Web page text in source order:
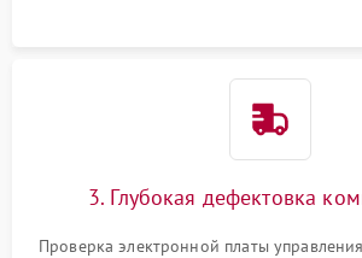
3. Глубокая дефектовка
Проверка электронной платы